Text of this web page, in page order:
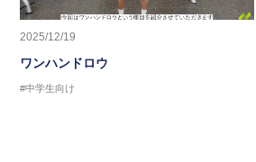
2025/12/19
ワンハンドロウ
#中学生向け